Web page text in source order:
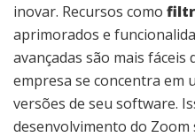
inovar. Recursos como
aprimorados e
avançadas são mais
empresa se concentra em
versões de seu software.
desenvolvimento do Zoom